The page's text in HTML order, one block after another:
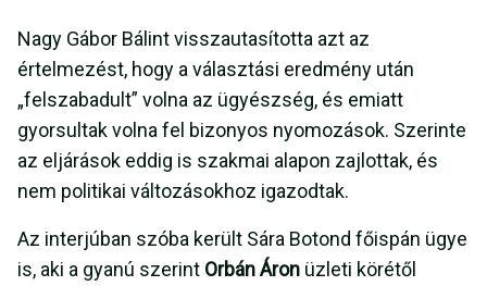
Nagy Gábor Bálint visszautasította azt az
értelmezést, hogy a választási eredmény után
„felszabadult” volna az ügyészség, és emiatt
gyorsultak volna fel bizonyos nyomozások. Szerinte
az eljárások eddig is szakmai alapon zajlottak, és
nem politikai változásokhoz igazodtak.
Az interjúban szóba került Sára Botond főispán ügye
is, aki a gyanú szerint Orbán Áron üzleti körétől